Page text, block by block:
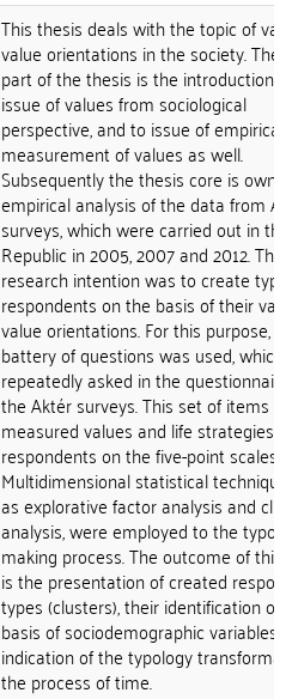
This thesis deals with the topic of
value orientations in the society. The
part of the thesis is the introduction
issue of values from sociological
perspective, and to issue of empirical
measurement of values as well.
Subsequently the thesis core is own
empirical analysis of the data from
surveys, which were carried out in
Republic in 2005, 2007 and 2012. The
research intention was to create
respondents on the basis of their
value orientations. For this purpose, a
battery of questions was used, which
repeatedly asked in the
the Aktér surveys. This set of items
measured values and life strategies of
respondents on the five-point scales.
Multidimensional statistical
as explorative factor analysis and
analysis, were employed to the
making process. The outcome of this
is the presentation of created
types (clusters), their identification
basis of sociodemographic variables
indication of the typology
the process of time.